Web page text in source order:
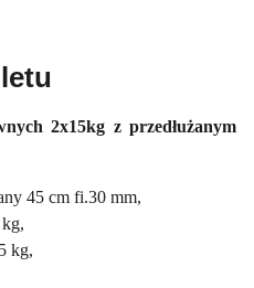
2x15kg z przedłużanym
45 cm fi.30 mm,
kg,